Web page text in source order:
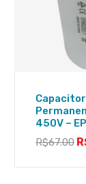
Capacitor
450V –
R$67.00